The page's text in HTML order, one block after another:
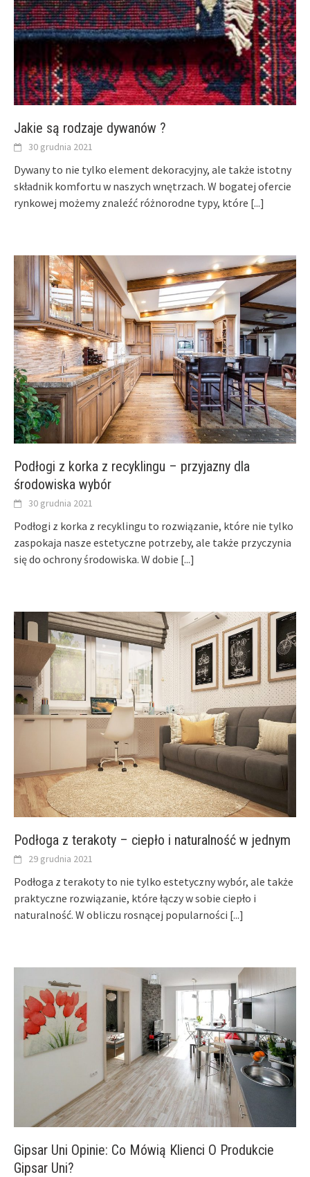
Jakie są rodzaje dywanów ?
30 grudnia 2021
Dywany to nie tylko element dekoracyjny, ale także istotny
składnik komfortu w naszych wnętrzach. W bogatej ofercie
rynkowej możemy znaleźć różnorodne typy, które [...]
Podłogi z korka z recyklingu – przyjazny dla
środowiska wybór
30 grudnia 2021
Podłogi z korka z recyklingu to rozwiązanie, które nie tylko
zaspokaja nasze estetyczne potrzeby, ale także przyczynia
się do ochrony środowiska. W dobie [...]
Podłoga z terakoty – ciepło i naturalność w jednym
29 grudnia 2021
Podłoga z terakoty to nie tylko estetyczny wybór, ale także
praktyczne rozwiązanie, które łączy w sobie ciepło i
naturalność. W obliczu rosnącej popularności [...]
Gipsar Uni Opinie: Co Mówią Klienci O Produkcie
Gipsar Uni?